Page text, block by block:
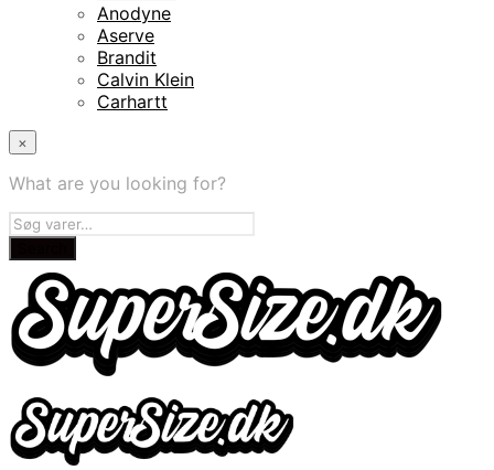
Anodyne
Aserve
Brandit
Calvin Klein
Carhartt
×
What are you looking for?